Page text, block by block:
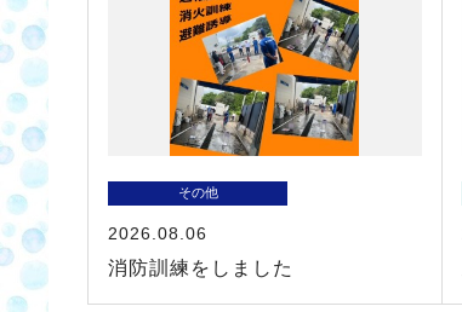
その他
2026.08.06
消防訓練をしました